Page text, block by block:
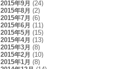
2015年9月 (24)
2015年8月 (2)
2015年7月 (6)
2015年6月 (11)
2015年5月 (15)
2015年4月 (13)
2015年3月 (8)
2015年2月 (10)
2015年1月 (8)